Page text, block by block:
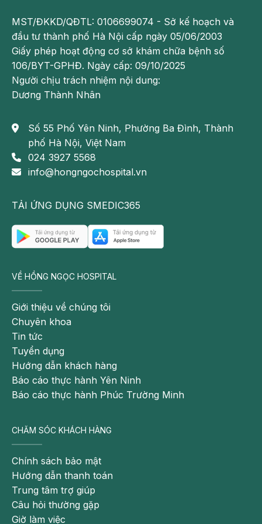
máu, bệnh nhân ung thư đại trực tràng có có các
biểu hiện như:
- Táo bón
- Đau bụng
- Buồn nôn, nôn ói
- Thay đổi thói quen đại tiện
- Tiểu không tự chủ
- Tiểu buốt
- Người mệt mỏi
Xuất huyết tiêu hóa
Xuất huyết tiêu hóa cũng là một trong những nguyên
nhân gây ra tình trạng đi ngoài ra máu.
Có thể bạn quan tâm:
Ung thư đại tràng – các biện pháp phòng
tránh
rất thường gặp
phòng ung thư?
Đi ngoài ra máu khi nào cần đến gặp bác
sĩ?
MST/ĐKKD/QĐTL: 0106699074 - Sở kế hoạch và
đầu tư thành phố Hà Nội cấp ngày 05/06/2003
Giấy phép hoạt động cơ sở khám chữa bệnh số
106/BYT-GPHĐ. Ngày cấp: 09/10/2025
Người chịu trách nhiệm nội dung:
Dương Thành Nhân
Số 55 Phố Yên Ninh, Phường Ba Đình, Thành
phố Hà Nội, Việt Nam
024 3927 5568
info@hongngochospital.vn
TẢI ỨNG DỤNG SMEDIC365
VỀ HỒNG NGỌC HOSPITAL
Giới thiệu về chúng tôi
Chuyên khoa
Tin tức
Tuyển dụng
Hướng dẫn khách hàng
Báo cáo thực hành Yên Ninh
Báo cáo thực hành Phúc Trường Minh
CHĂM SÓC KHÁCH HÀNG
Chính sách bảo mật
Hướng dẫn thanh toán
Trung tâm trợ giúp
Câu hỏi thường gặp
Giờ làm việc